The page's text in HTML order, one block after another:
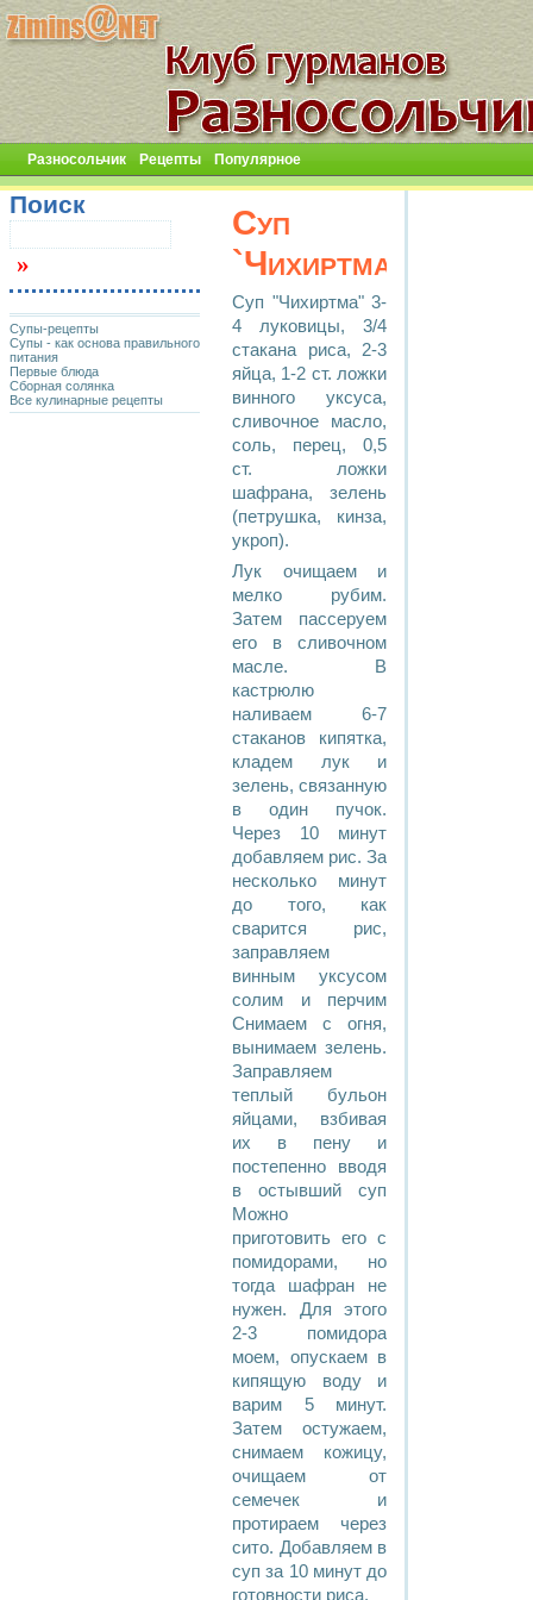
Разносольчик Рецепты Популярное
Суп
`Чихиртма`
Суп "Чихиртма" 3-
4 луковицы, 3/4
стакана риса, 2-3
яйца, 1-2 ст. ложки
винного уксуса,
сливочное масло,
соль, перец, 0,5
ст. ложки
шафрана, зелень
(петрушка, кинза,
укроп).
Лук очищаем и
мелко рубим.
Затем пассеруем
его в сливочном
масле. В
кастрюлю
наливаем 6-7
стаканов кипятка,
кладем лук и
зелень, связанную
в один пучок.
Через 10 минут
добавляем рис. За
несколько минут
до того, как
сварится рис,
заправляем
винным уксусом
солим и перчим
Снимаем с огня,
вынимаем зелень.
Заправляем
теплый бульон
яйцами, взбивая
их в пену и
постепенно вводя
в остывший суп
Можно
приготовить его с
помидорами, но
тогда шафран не
нужен. Для этого
2-3 помидора
моем, опускаем в
кипящую воду и
варим 5 минут.
Затем остужаем,
снимаем кожицу,
очищаем от
семечек и
протираем через
сито. Добавляем в
суп за 10 минут до
готовности риса.
Поиск
Супы-рецепты
Супы - как основа правильного
питания
Первые блюда
Сборная солянка
Все кулинарные рецепты